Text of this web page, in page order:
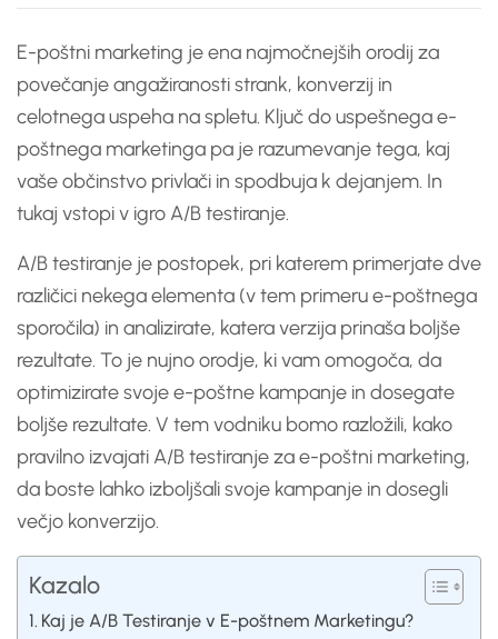
E-poštni marketing je ena najmočnejših orodij za
povečanje angažiranosti strank, konverzij in
celotnega uspeha na spletu. Ključ do uspešnega e-
poštnega marketinga pa je razumevanje tega, kaj
vaše občinstvo privlači in spodbuja k dejanjem. In
tukaj vstopi v igro A/B testiranje.
A/B testiranje je postopek, pri katerem primerjate dve
različici nekega elementa (v tem primeru e-poštnega
sporočila) in analizirate, katera verzija prinaša boljše
rezultate. To je nujno orodje, ki vam omogoča, da
optimizirate svoje e-poštne kampanje in dosegate
boljše rezultate. V tem vodniku bomo razložili, kako
pravilno izvajati A/B testiranje za e-poštni marketing,
da boste lahko izboljšali svoje kampanje in dosegli
večjo konverzijo.
Kazalo
Kaj je A/B Testiranje v E-poštnem Marketingu?